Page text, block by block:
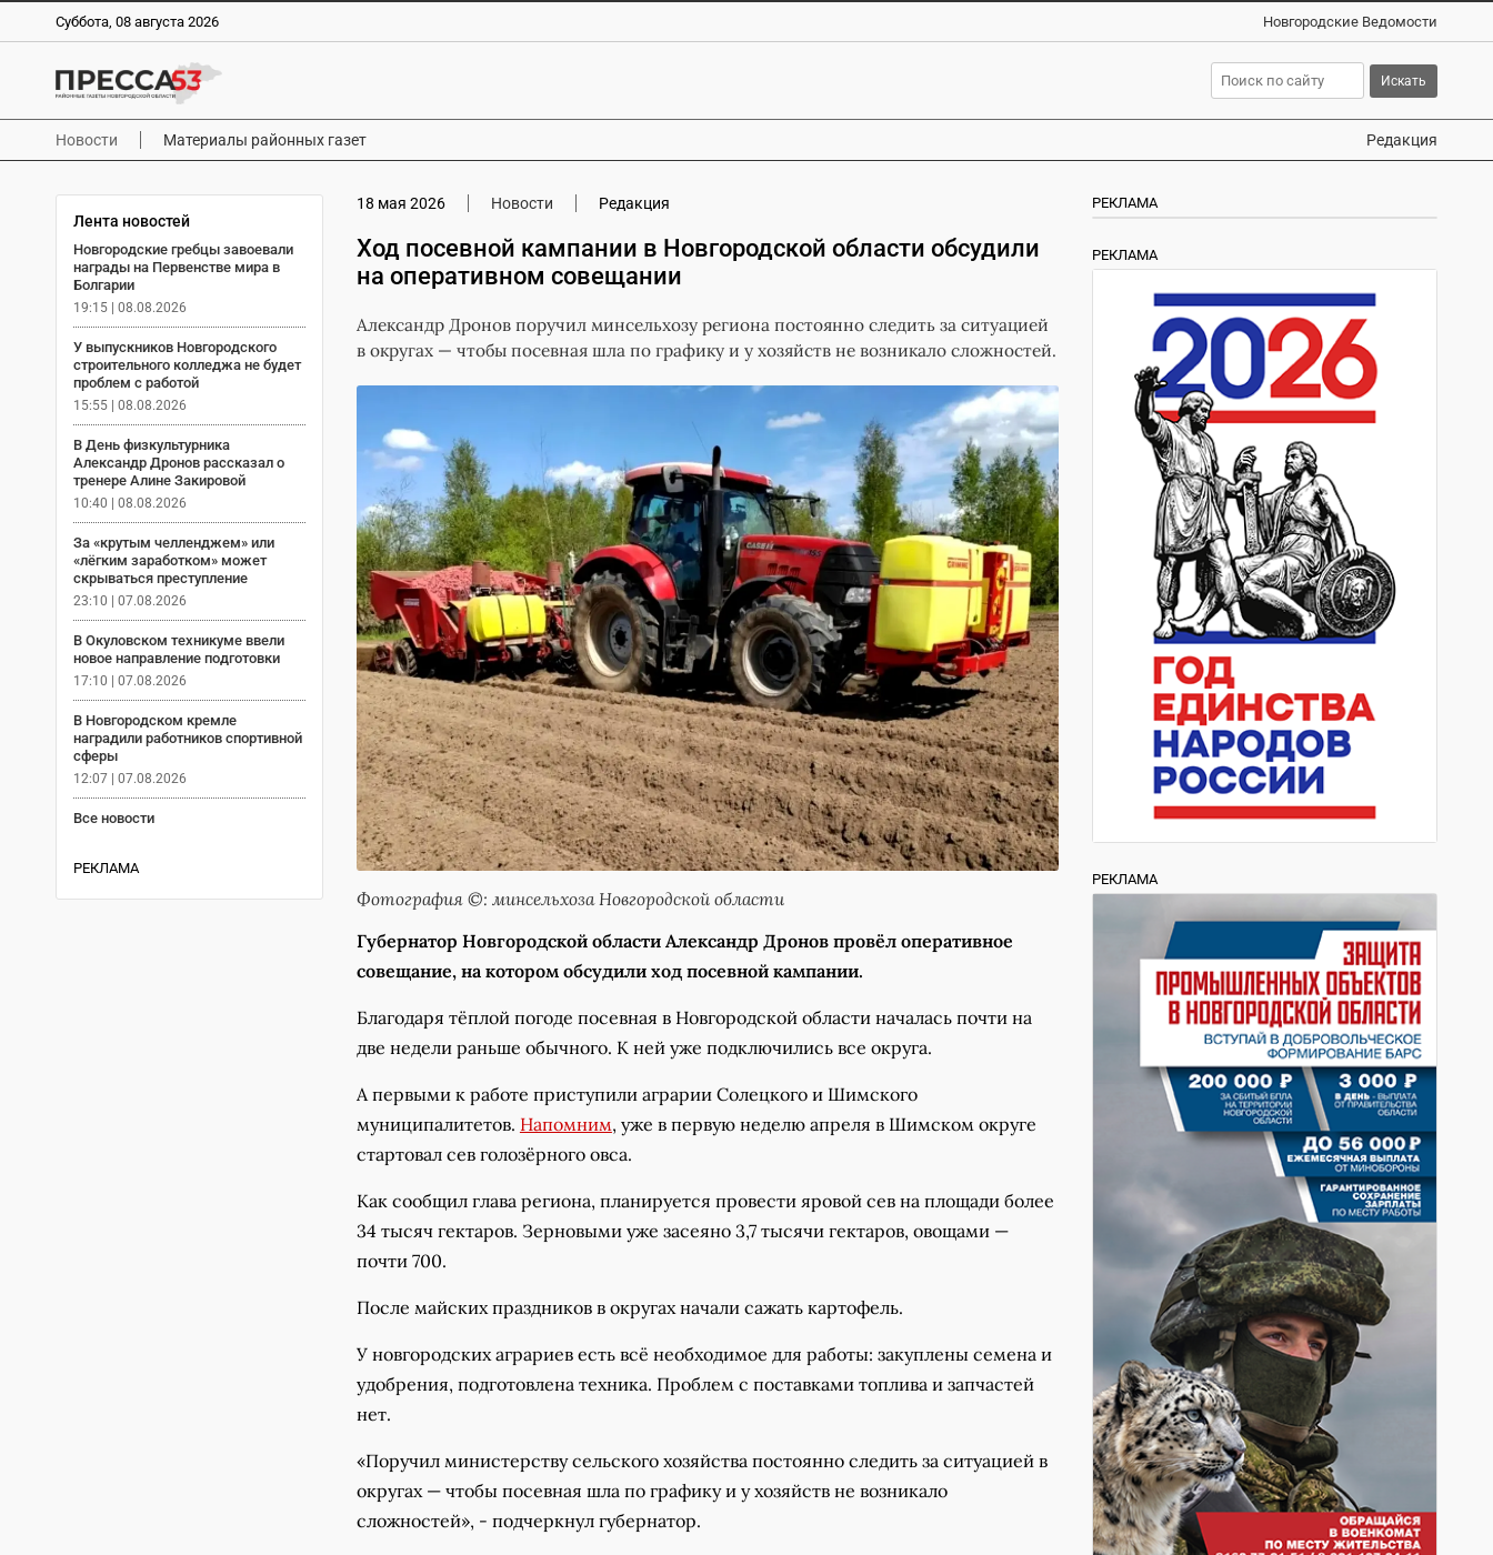
Суббота, 08 августа 2026 Новгородские Ведомости
Новости Материалы районных газет Редакция
Лента новостей
Новгородские гребцы завоевали
награды на Первенстве мира в
Болгарии
19:15 | 08.08.2026
У выпускников Новгородского
строительного колледжа не будет
проблем с работой
15:55 | 08.08.2026
В День физкультурника
Александр Дронов рассказал о
тренере Алине Закировой
10:40 | 08.08.2026
За «крутым челленджем» или
«лёгким заработком» может
скрываться преступление
23:10 | 07.08.2026
В Окуловском техникуме ввели
новое направление подготовки
17:10 | 07.08.2026
В Новгородском кремле
наградили работников спортивной
сферы
12:07 | 07.08.2026
Все новости
РЕКЛАМА
18 мая 2026 Новости Редакция
Ход посевной кампании в Новгородской области обсудили
на оперативном совещании
Александр Дронов поручил минсельхозу региона постоянно следить за ситуацией
в округах — чтобы посевная шла по графику и у хозяйств не возникало сложностей.
Фотография ©: минсельхоза Новгородской области
Губернатор Новгородской области Александр Дронов провёл оперативное
совещание, на котором обсудили ход посевной кампании.
Благодаря тёплой погоде посевная в Новгородской области началась почти на
две недели раньше обычного. К ней уже подключились все округа.
А первыми к работе приступили аграрии Солецкого и Шимского
муниципалитетов. Напомним, уже в первую неделю апреля в Шимском округе
стартовал сев голозёрного овса.
Как сообщил глава региона, планируется провести яровой сев на площади более
34 тысяч гектаров. Зерновыми уже засеяно 3,7 тысячи гектаров, овощами —
почти 700.
После майских праздников в округах начали сажать картофель.
У новгородских аграриев есть всё необходимое для работы: закуплены семена и
удобрения, подготовлена техника. Проблем с поставками топлива и запчастей
нет.
«Поручил министерству сельского хозяйства постоянно следить за ситуацией в
округах — чтобы посевная шла по графику и у хозяйств не возникало
сложностей», - подчеркнул губернатор.
РЕКЛАМА
РЕКЛАМА
РЕКЛАМА